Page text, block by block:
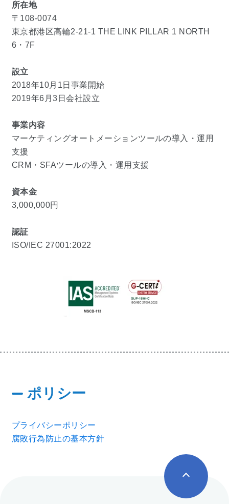
所在地
〒 108-0074
東京都港区高輪2-21-1 THE LINK PILLAR 1 NORTH
6・7F
設立
2018年10月1日事業開始
2019年6月3日会社設立
事業内容
マーケティングオートメーションツールの導入・運用
支援
CRM・SFAツールの導入・運用支援
資本金
3,000,000円
認証
ISO/IEC 27001:2022
ポリシー
プライバシーポリシー
腐敗行為防止の基本方針